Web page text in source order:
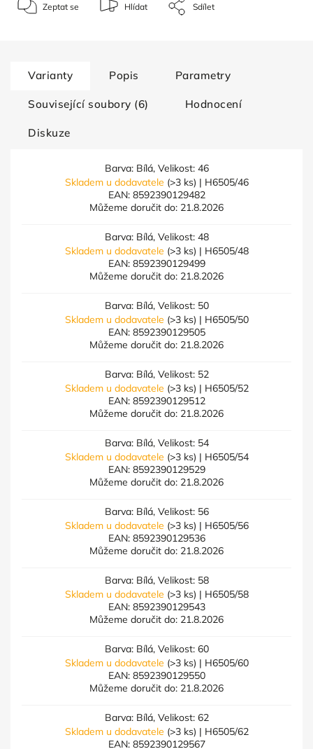
Zeptat se Hlídat Sdílet
Varianty Popis Parametry
Související soubory (6) Hodnocení
Diskuze
Barva: Bílá, Velikost: 46
Skladem u dodavatele (>3 ks) | H6505/46
EAN: 8592390129482
Můžeme doručit do: 21.8.2026
Barva: Bílá, Velikost: 48
Skladem u dodavatele (>3 ks) | H6505/48
EAN: 8592390129499
Můžeme doručit do: 21.8.2026
Barva: Bílá, Velikost: 50
Skladem u dodavatele (>3 ks) | H6505/50
EAN: 8592390129505
Můžeme doručit do: 21.8.2026
Barva: Bílá, Velikost: 52
Skladem u dodavatele (>3 ks) | H6505/52
EAN: 8592390129512
Můžeme doručit do: 21.8.2026
Barva: Bílá, Velikost: 54
Skladem u dodavatele (>3 ks) | H6505/54
EAN: 8592390129529
Můžeme doručit do: 21.8.2026
Barva: Bílá, Velikost: 56
Skladem u dodavatele (>3 ks) | H6505/56
EAN: 8592390129536
Můžeme doručit do: 21.8.2026
Barva: Bílá, Velikost: 58
Skladem u dodavatele (>3 ks) | H6505/58
EAN: 8592390129543
Můžeme doručit do: 21.8.2026
Barva: Bílá, Velikost: 60
Skladem u dodavatele (>3 ks) | H6505/60
EAN: 8592390129550
Můžeme doručit do: 21.8.2026
Barva: Bílá, Velikost: 62
Skladem u dodavatele (>3 ks) | H6505/62
EAN: 8592390129567